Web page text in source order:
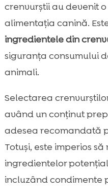
crenvurștii au devenit
alimentația canină.
ingredientele din
siguranța consumului
animali.
Selectarea
având un conținut
adesea recomandată
Totuși, este imperios
ingredientelor
incluzând condimente